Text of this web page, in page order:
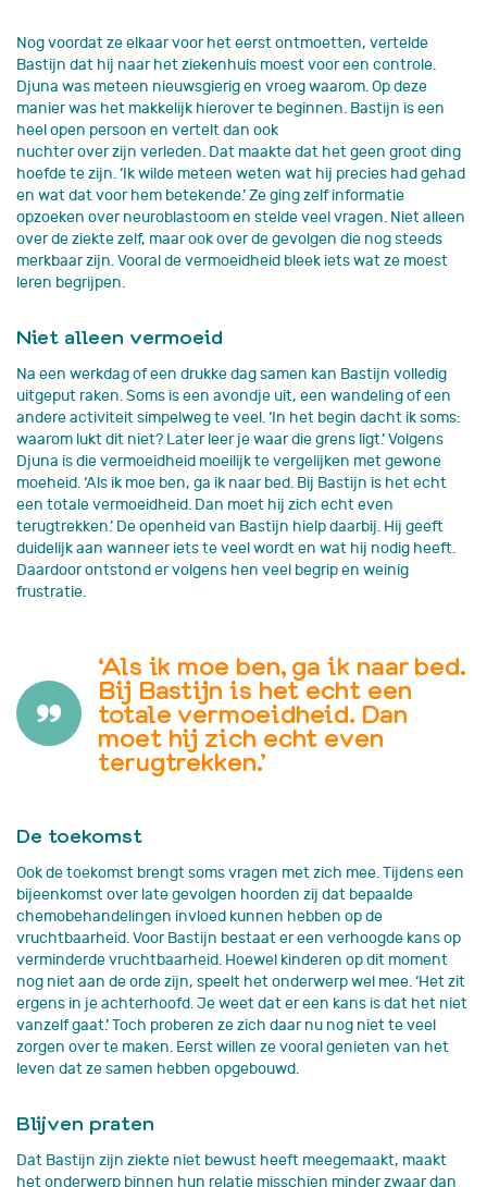
Nog voordat ze elkaar voor het eerst ontmoetten, vertelde
Bastijn dat hij naar het ziekenhuis moest voor een controle.
Djuna was meteen nieuwsgierig en vroeg waarom. Op deze
manier was het makkelijk hierover te beginnen. Bastijn is een
heel open persoon en vertelt dan ook
nuchter over zijn verleden. Dat maakte dat het geen groot ding
hoefde te zijn. ‘Ik wilde meteen weten wat hij precies had gehad
en wat dat voor hem betekende.’ Ze ging zelf informatie
opzoeken over neuroblastoom en stelde veel vragen. Niet alleen
over de ziekte zelf, maar ook over de gevolgen die nog steeds
merkbaar zijn. Vooral de vermoeidheid bleek iets wat ze moest
leren begrijpen.
Niet alleen vermoeid
Na een werkdag of een drukke dag samen kan Bastijn volledig
uitgeput raken. Soms is een avondje uit, een wandeling of een
andere activiteit simpelweg te veel. ‘In het begin dacht ik soms:
waarom lukt dit niet? Later leer je waar die grens ligt.’ Volgens
Djuna is die vermoeidheid moeilijk te vergelijken met gewone
moeheid. ‘Als ik moe ben, ga ik naar bed. Bij Bastijn is het echt
een totale vermoeidheid. Dan moet hij zich echt even
terugtrekken.’ De openheid van Bastijn hielp daarbij. Hij geeft
duidelijk aan wanneer iets te veel wordt en wat hij nodig heeft.
Daardoor ontstond er volgens hen veel begrip en weinig
frustratie.
‘Als ik moe ben, ga ik naar bed.
Bij Bastijn is het echt een
totale vermoeidheid. Dan
moet hij zich echt even
terugtrekken.’
De toekomst
Ook de toekomst brengt soms vragen met zich mee. Tijdens een
bijeenkomst over late gevolgen hoorden zij dat bepaalde
chemobehandelingen invloed kunnen hebben op de
vruchtbaarheid. Voor Bastijn bestaat er een verhoogde kans op
verminderde vruchtbaarheid. Hoewel kinderen op dit moment
nog niet aan de orde zijn, speelt het onderwerp wel mee. ‘Het zit
ergens in je achterhoofd. Je weet dat er een kans is dat het niet
vanzelf gaat.’ Toch proberen ze zich daar nu nog niet te veel
zorgen over te maken. Eerst willen ze vooral genieten van het
leven dat ze samen hebben opgebouwd.
Blijven praten
Dat Bastijn zijn ziekte niet bewust heeft meegemaakt, maakt
het onderwerp binnen hun relatie misschien minder zwaar dan